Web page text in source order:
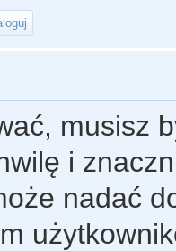
musisz
i
nadać